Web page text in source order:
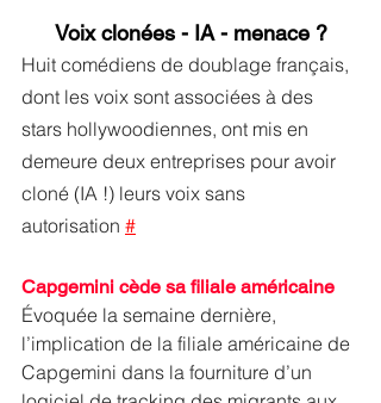
Voix clonées - IA - menace ?
Huit comédiens de doublage français,
dont les voix sont associées à des
stars hollywoodiennes, ont mis en
demeure deux entreprises pour avoir
cloné (IA !) leurs voix sans
autorisation #
Capgemini cède sa filiale américaine
Évoquée la semaine dernière,
l’implication de la filiale américaine de
Capgemini dans la fourniture d’un